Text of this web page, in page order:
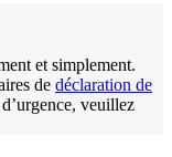
et simplement.
de déclaration de
veuillez